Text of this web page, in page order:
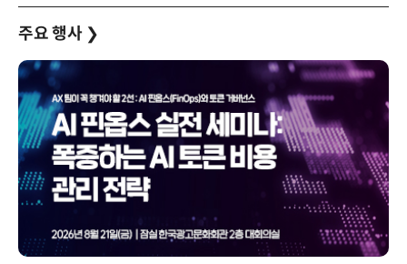
주요 행사 ❯